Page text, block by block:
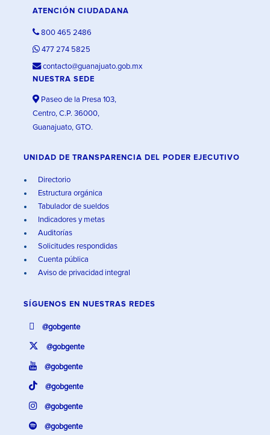
ATENCIÓN CIUDADANA
800 465 2486
477 274 5825
contacto@guanajuato.gob.mx
NUESTRA SEDE
Paseo de la Presa 103,
Centro, C.P. 36000,
Guanajuato, GTO.
UNIDAD DE TRANSPARENCIA DEL PODER EJECUTIVO
Directorio
Estructura orgánica
Tabulador de sueldos
Indicadores y metas
Auditorías
Solicitudes respondidas
Cuenta pública
Aviso de privacidad integral
SÍGUENOS EN NUESTRAS REDES
@gobgente
@gobgente
@gobgente
@gobgente
@gobgente
@gobgente